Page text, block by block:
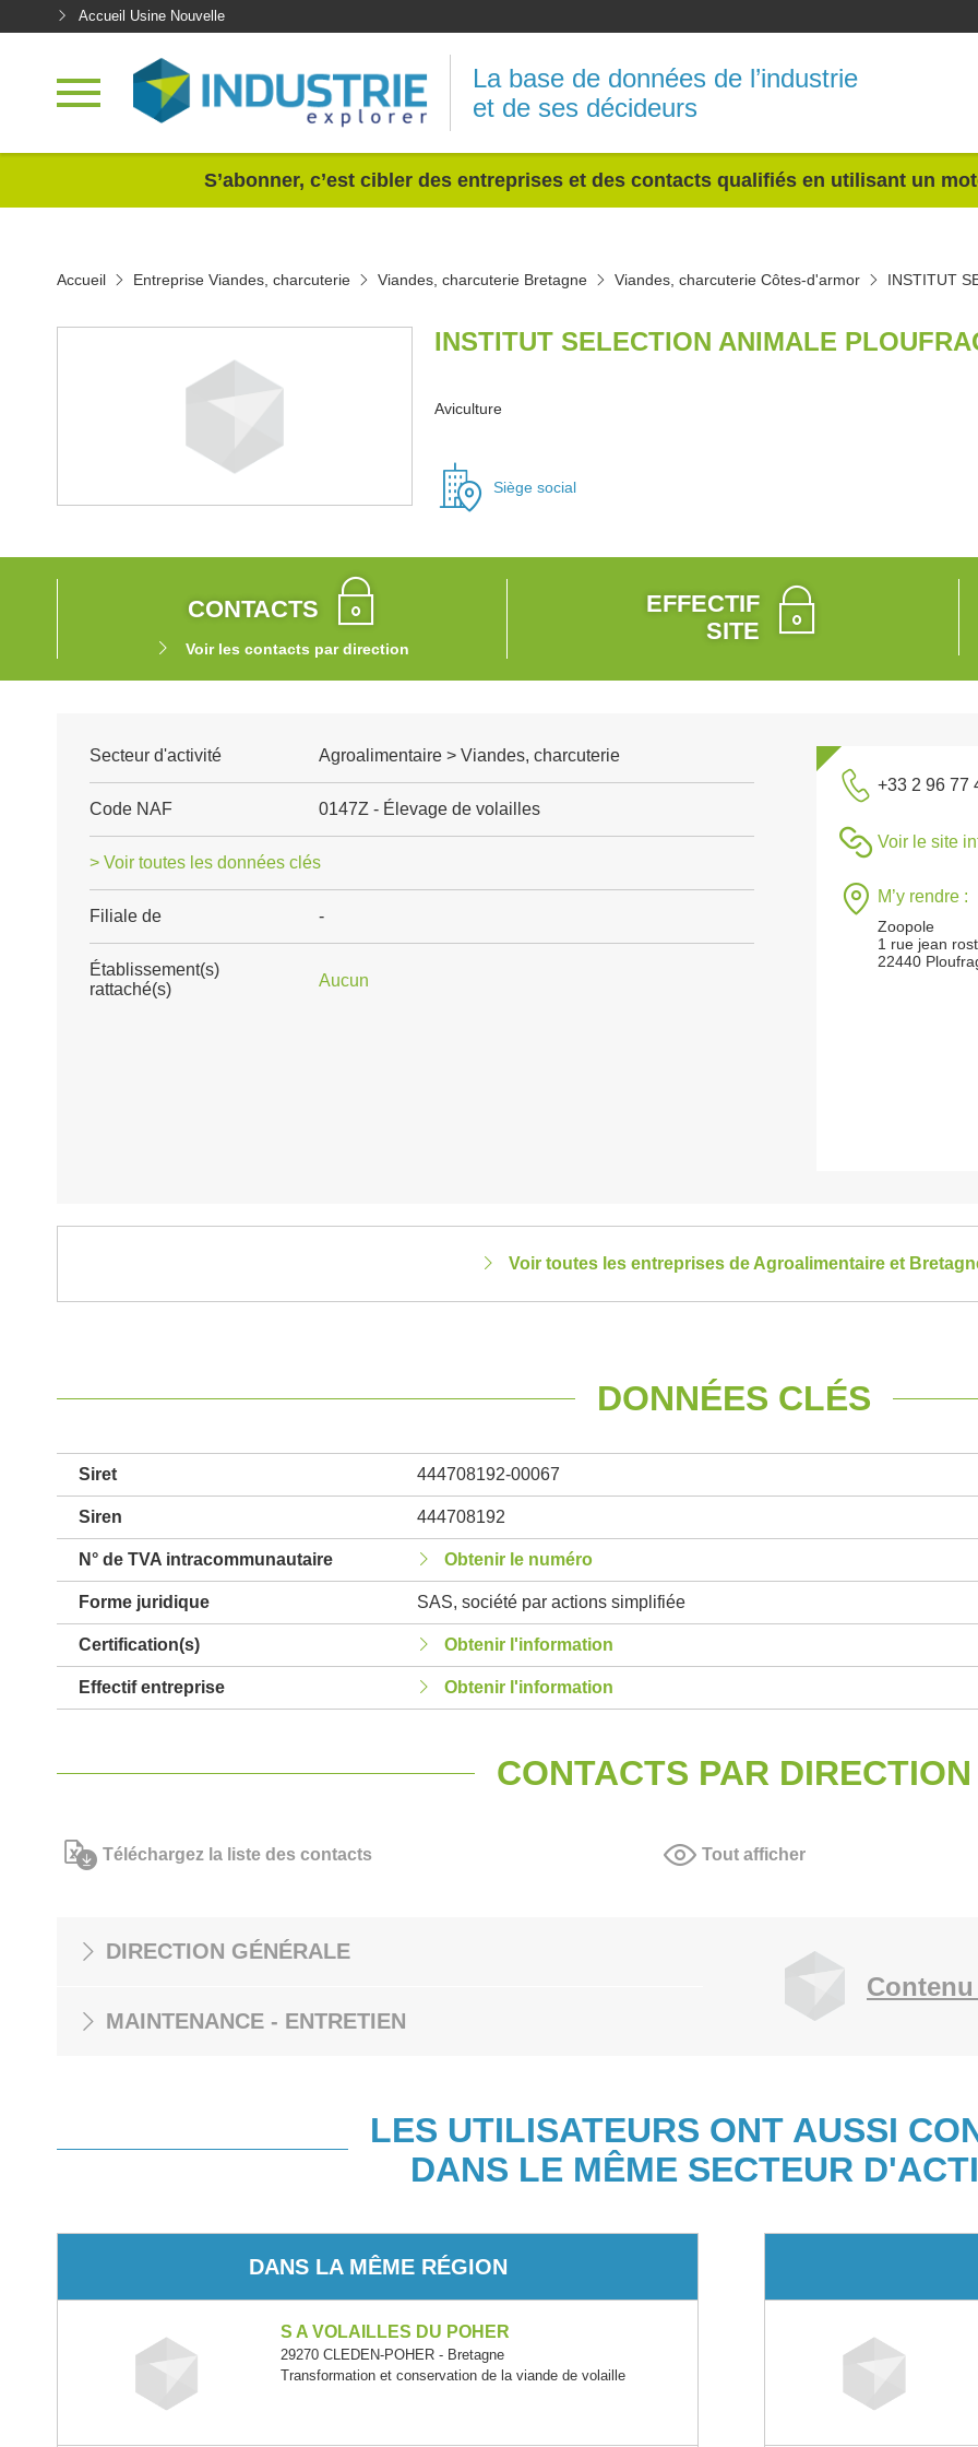
Accueil Usine Nouvelle
La base de données de l’industrie
et de ses décideurs
S’abonner, c’est cibler des entreprises et des contacts qualifiés en utilisant un
Accueil Entreprise Viandes, charcuterie Viandes, charcuterie Bretagne Viandes, charcuterie Côtes-d'armor INSTITUT
INSTITUT SELECTION ANIMALE
Aviculture
Siège social
CONTACTS
Voir les contacts par direction
EFFECTIF
SITE
Secteur d'activité Agroalimentaire > Viandes, charcuterie
Code NAF 0147Z - Élevage de volailles
> Voir toutes les données clés
Filiale de -
Établissement(s)
rattaché(s)
Aucun
+33 2 96 77
Voir le site
M’y rendre :
Zoopole
1 rue jean
22440
Voir toutes les entreprises de Agroalimentaire et
DONNÉES CLÉS
Siret 444708192-00067
Siren 444708192
N° de TVA intracommunautaire Obtenir le numéro
Forme juridique SAS, société par actions simplifiée
Certification(s) Obtenir l'information
Effectif entreprise Obtenir l'information
CONTACTS PAR DIRECTION
Téléchargez la liste des contacts Tout afficher
DIRECTION GÉNÉRALE
MAINTENANCE - ENTRETIEN
LES UTILISATEURS ONT AUSSI
DANS LE MÊME SECTEUR
DANS LA MÊME RÉGION
S A VOLAILLES DU POHER
29270 CLEDEN-POHER - Bretagne
Transformation et conservation de la viande de volaille